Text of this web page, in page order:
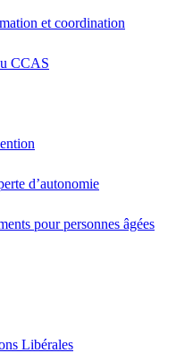
et coordination
CCAS
d’autonomie
pour personnes âgées
Libérales